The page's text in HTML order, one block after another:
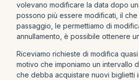
volevano modificare la data dopo
possono più essere modificati, il
passaggio, le permettiamo di
annullamento, è possibile ottenere
Riceviamo richieste di modifica
motivo che imponiamo un intervallo
che debba acquistare nuovi biglietti